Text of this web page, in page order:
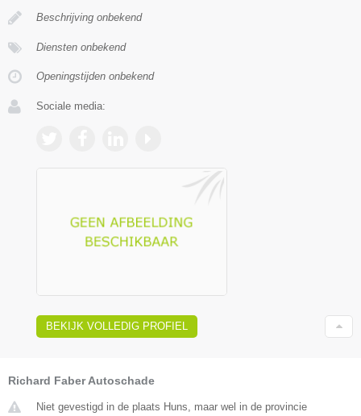
Beschrijving onbekend
Diensten onbekend
Openingstijden onbekend
Sociale media:
BEKIJK VOLLEDIG PROFIEL
Richard Faber Autoschade
Niet gevestigd in de plaats Huns, maar wel in de provincie